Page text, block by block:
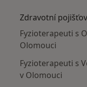
Zdravotní
Fyzioterapeuti s
Olomouci
Fyzioterapeuti s
v Olomouci